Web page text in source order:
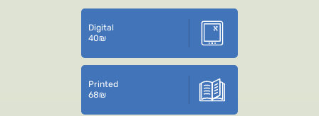
Digital
40₪
Printed
68₪